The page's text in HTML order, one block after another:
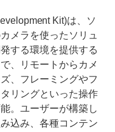
Kit)は、ソ
メラを使ったソリュ
する環境を提供する
、リモートからカメ
、フレーミングやフ
リングといった操作
。ユーザーが構築し
込み、各種コンテン